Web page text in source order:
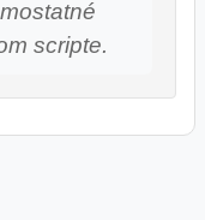
scripte.